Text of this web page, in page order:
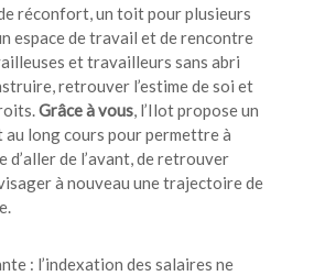
réconfort, un toit pour plusieurs
espace de travail et de rencontre
et travailleurs sans abri
retrouver l’estime de soi et
Grâce à vous, l’Ilot propose un
au long cours pour permettre à
d’aller de l’avant, de retrouver
à nouveau une trajectoire de
: l’indexation des salaires ne